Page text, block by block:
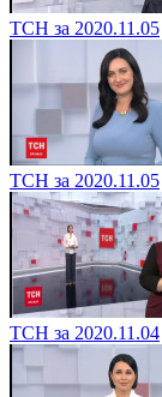
ТСН за 2020.11.05
ТСН за 2020.11.05
ТСН за 2020.11.04